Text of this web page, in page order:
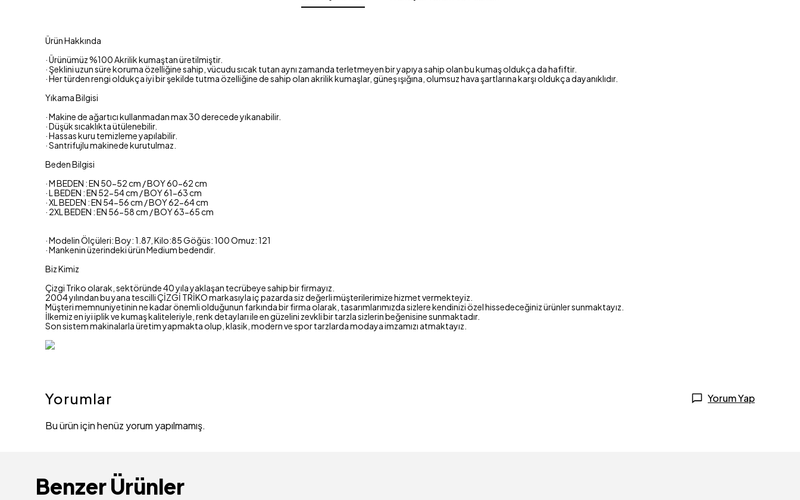
Ürün Hakkında
· Ürünümüz %100 Akrilik kumaştan üretilmiştir.
· Şeklini uzun süre koruma özelliğine sahip, vücudu sıcak tutan aynı zamanda terletmeyen bir yapıya sahip olan bu kumaş oldukça da hafiftir.
· Her türden rengi oldukça iyi bir şekilde tutma özelliğine de sahip olan akrilik kumaşlar, güneş ışığına, olumsuz hava şartlarına karşı oldukça dayanıklıdır.
Yıkama Bilgisi
· Makine de ağartıcı kullanmadan max 30 derecede yıkanabilir.
· Düşük sıcaklıkta ütülenebilir.
· Hassas kuru temizleme yapılabilir.
· Santrifujlu makinede kurutulmaz.
Beden Bilgisi
· M BEDEN : EN 50-52 cm / BOY 60-62 cm
· L BEDEN : EN 52-54 cm / BOY 61-63 cm
· XL BEDEN : EN 54-56 cm / BOY 62-64 cm
· 2XL BEDEN : EN 56-58 cm / BOY 63-65 cm
· Modelin Ölçüleri: Boy: 1.87, Kilo:85 Göğüs: 100 Omuz: 121
· Mankenin üzerindeki ürün Medium bedendir.
Biz Kimiz
Çizgi Triko olarak, sektöründe 40 yıla yaklaşan tecrübeye sahip bir firmayız.
2004 yılından bu yana tescilli ÇİZGİ TRİKO markasıyla iç pazarda siz değerli müşterilerimize hizmet vermekteyiz.
Müşteri memnuniyetinin ne kadar önemli olduğunun farkında bir firma olarak, tasarımlarımızda sizlere kendinizi özel hissedeceğiniz ürünler sunmaktayız.
İlkemiz en iyi iplik ve kumaş kaliteleriyle, renk detayları ile en güzelini zevkli bir tarzla sizlerin beğenisine sunmaktadır.
Son sistem makinalarla üretim yapmakta olup, klasik, modern ve spor tarzlarda modaya imzamızı atmaktayız.
Yorumlar Yorum Yap
Bu ürün için henüz yorum yapılmamış.
Benzer Ürünler